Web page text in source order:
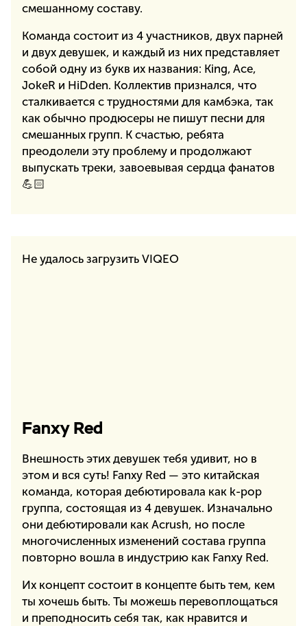
смешанному составу.
Команда состоит из 4 участников, двух парней
и двух девушек, и каждый из них представляет
собой одну из букв их названия: King, Ace,
JokeR и HiDden. Коллектив признался, что
сталкивается с трудностями для камбэка, так
как обычно продюсеры не пишут песни для
смешанных групп. К счастью, ребята
преодолели эту проблему и продолжают
выпускать треки, завоевывая сердца фанатов
💪🏻
Не удалось загрузить VIQEO
Fanxy Red
Внешность этих девушек тебя удивит, но в
этом и вся суть! Fanxy Red — это китайская
команда, которая дебютировала как k-pop
группа, состоящая из 4 девушек. Изначально
они дебютировали как Acrush, но после
многочисленных изменений состава группа
повторно вошла в индустрию как Fanxy Red.
Их концепт состоит в концепте быть тем, кем
ты хочешь быть. Ты можешь перевоплощаться
и преподносить себя так, как нравится и